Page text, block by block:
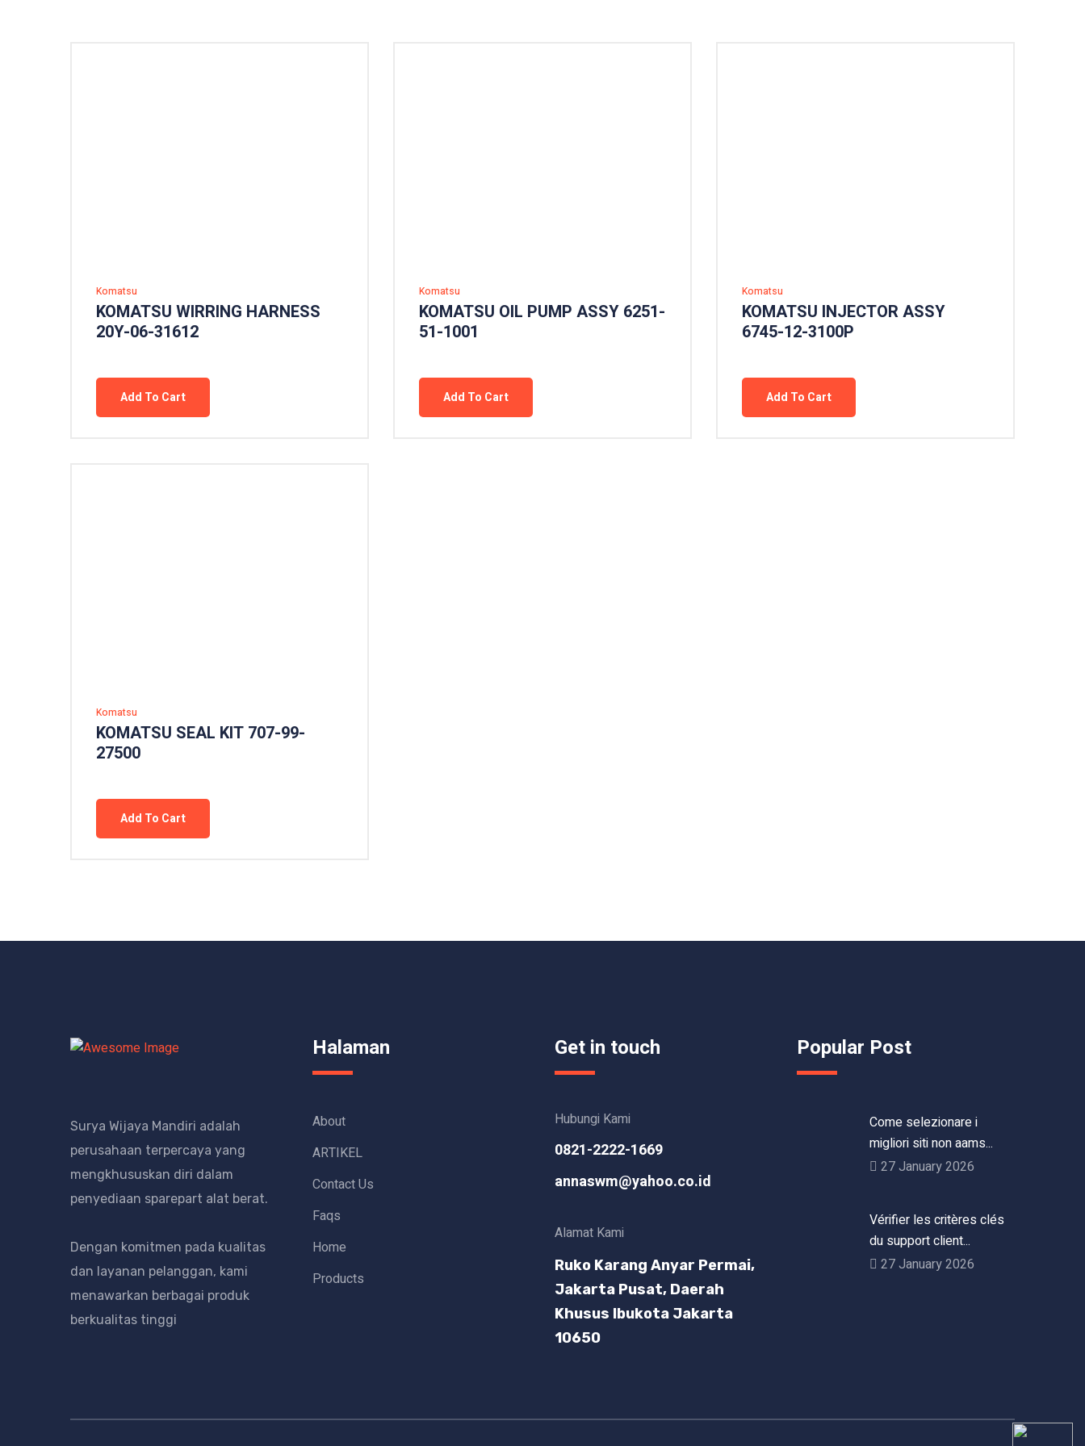
Komatsu
KOMATSU WIRRING HARNESS
20Y-06-31612
Add To Cart
Komatsu
KOMATSU OIL PUMP ASSY 6251-
51-1001
Add To Cart
Komatsu
KOMATSU INJECTOR ASSY
6745-12-3100P
Add To Cart
Komatsu
KOMATSU SEAL KIT 707-99-
27500
Add To Cart
Surya Wijaya Mandiri adalah
perusahaan terpercaya yang
mengkhususkan diri dalam
penyediaan sparepart alat berat.
Dengan komitmen pada kualitas
dan layanan pelanggan, kami
menawarkan berbagai produk
berkualitas tinggi
Halaman
About
ARTIKEL
Contact Us
Faqs
Home
Products
Get in touch
Hubungi Kami
0821-2222-1669
annaswm@yahoo.co.id
Alamat Kami
Ruko Karang Anyar Permai,
Jakarta Pusat, Daerah
Khusus Ibukota Jakarta
10650
Popular Post
Come selezionare i
migliori siti non aams...
27 January 2026
Vérifier les critères clés
du support client...
27 January 2026